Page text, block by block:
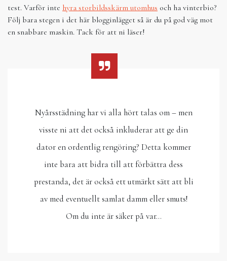
test. Varför inte hyra storbildsskärm utomhus och ha vinterbio?
Följ bara stegen i det här blogginlägget så är du på god väg mot
en snabbare maskin. Tack för att ni läser!
Nyårsstädning har vi alla hört talas om – men
visste ni att det också inkluderar att ge din
dator en ordentlig rengöring? Detta kommer
inte bara att bidra till att förbättra dess
prestanda, det är också ett utmärkt sätt att bli
av med eventuellt samlat damm eller smuts!
Om du inte är säker på var…